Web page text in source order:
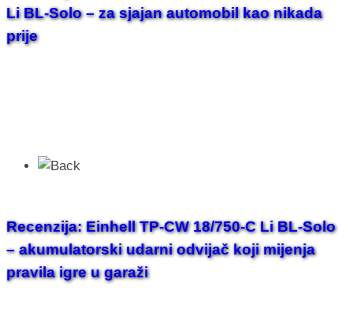
Li BL-Solo – za sjajan automobil kao nikada
prije
Recenzija: Einhell TP-CW 18/750-C Li BL-Solo
– akumulatorski udarni odvijač koji mijenja
pravila igre u garaži